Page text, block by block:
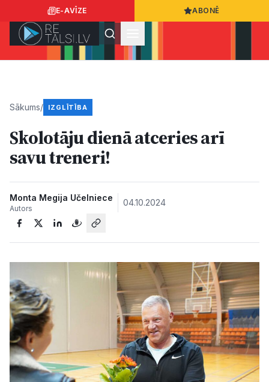
E-AVĪZE ABONĒ
Ziņas
Dzīvesstils
Kultūra
Bizness
Video
Sākums/ IZGLĪTĪBA
Skolotāju dienā atceries arī
savu treneri!
Monta Megija Učelniece
Autors
04.10.2024